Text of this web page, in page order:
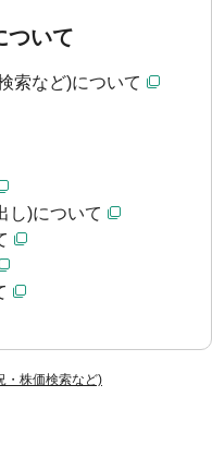
・株価検索など)
ついて
索など)について
し)について